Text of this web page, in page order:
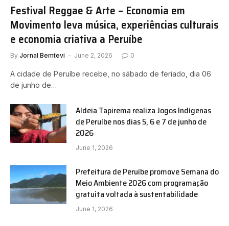
Festival Reggae & Arte – Economia em
Movimento leva música, experiências culturais
e economia criativa a Peruíbe
By Jornal Bemtevi June 2, 2026 0
A cidade de Peruíbe recebe, no sábado de feriado, dia 06
de junho de…
Aldeia Tapirema realiza Jogos Indígenas
de Peruíbe nos dias 5, 6 e 7 de junho de
2026
June 1, 2026
Prefeitura de Peruíbe promove Semana do
Meio Ambiente 2026 com programação
gratuita voltada à sustentabilidade
June 1, 2026